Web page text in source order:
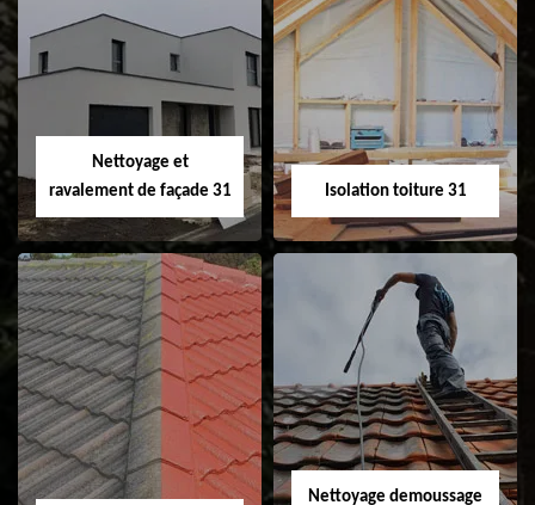
Pose et
changement de
fenêtre de toit et
Velux 31
Nettoyage et pose
Nettoyage et
ravalement de façade 31
Nettoyage et
ravalement de
façade 31
Isolation toiture 31
Isolation toiture 31
Nettoyage demoussage